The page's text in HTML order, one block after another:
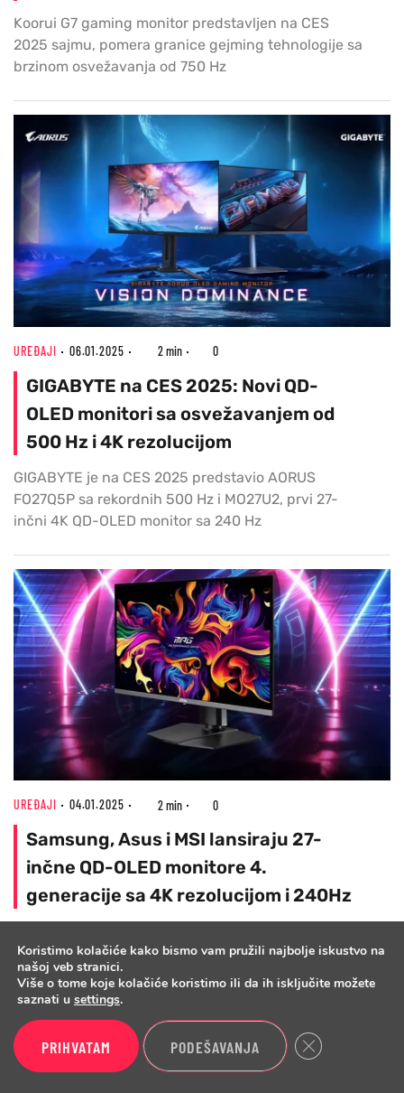
Koorui G7 gaming monitor predstavljen na CES
2025 sajmu, pomera granice gejming tehnologije sa
brzinom osvežavanja od 750 Hz
UREĐAJI 06.01.2025 2 min 0
GIGABYTE na CES 2025: Novi QD-
OLED monitori sa osvežavanjem od
500 Hz i 4K rezolucijom
GIGABYTE je na CES 2025 predstavio AORUS
FO27Q5P sa rekordnih 500 Hz i MO27U2, prvi 27-
inčni 4K QD-OLED monitor sa 240 Hz
UREĐAJI 04.01.2025 2 min 0
Samsung, Asus i MSI lansiraju 27-
inčne QD-OLED monitore 4.
generacije sa 4K rezolucijom i 240Hz
donosi 4K rezoluciju, 240Hz osvežavanje i vrhunske
OLED performanse
Koristimo kolačiće kako bismo vam pružili najbolje iskustvo na
našoj veb stranici.
Više o tome koje kolačiće koristimo ili da ih isključite možete
saznati u settings.
PRIHVATAM PODEŠAVANJA Close GDPR